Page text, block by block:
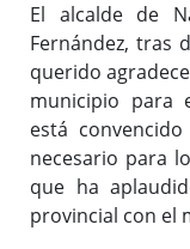
El alcalde de
Fernández, tras
querido
municipio para
está
necesario para
que ha
provincial con el